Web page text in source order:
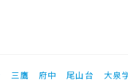
三鷹 府中 尾山台 大泉